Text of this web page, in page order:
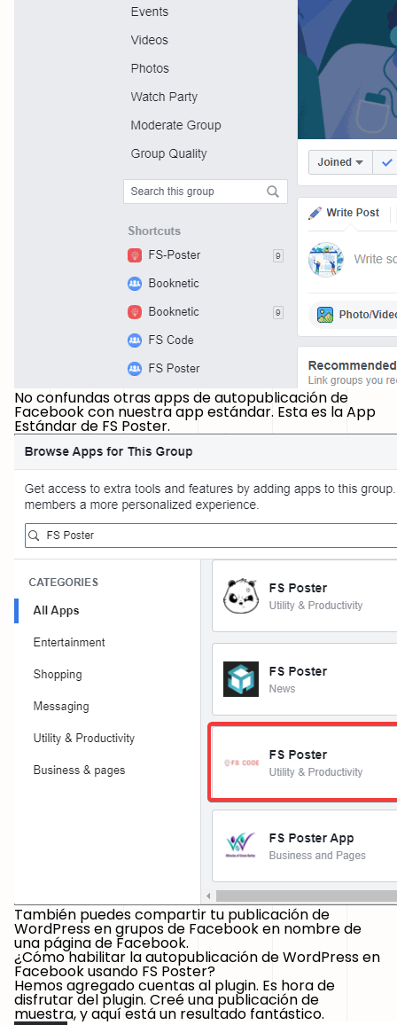
No confundas otras apps de autopublicación de
Facebook con nuestra app estándar. Esta es la App
Estándar de FS Poster.
También puedes compartir tu publicación de
WordPress en grupos de Facebook en nombre de
una página de Facebook.
¿Cómo habilitar la autopublicación de WordPress en
Facebook usando FS Poster?
Hemos agregado cuentas al plugin. Es hora de
disfrutar del plugin. Creé una publicación de
muestra, y aquí está un resultado fantástico.